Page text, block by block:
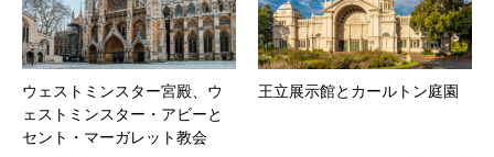
ウェストミンスター宮殿、ウ
ェストミンスター・アビーと
セント・マーガレット教会
王立展示館とカールトン庭園